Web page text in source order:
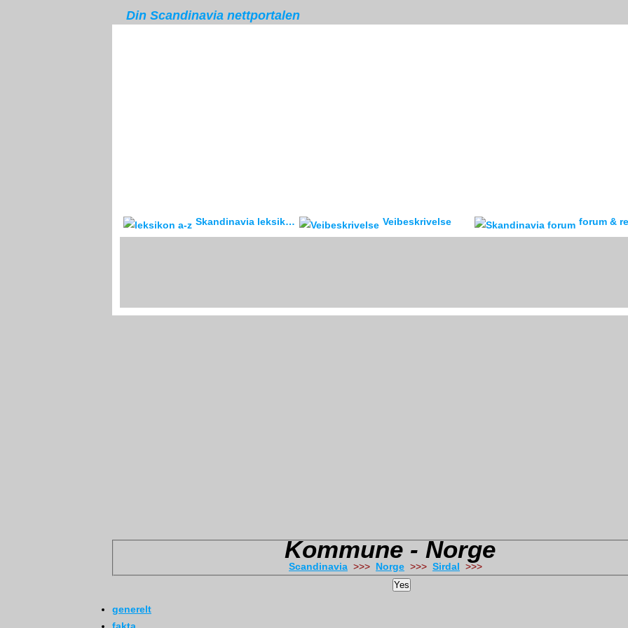
Din Scandinavia nettportalen
Skandinavia leksikon Veibeskrivelse forum &
Kommune - Norge
Scandinavia >>> Norge >>> Sirdal
generelt
Yes